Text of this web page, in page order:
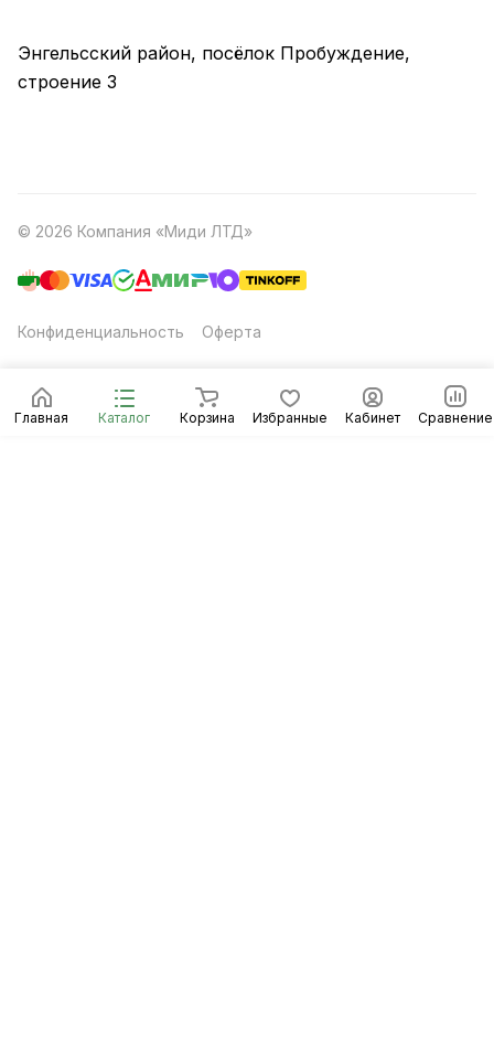
Главная Каталог Корзина Избранные Кабинет Сравнение
Энгельсский район, посёлок Пробуждение,
строение 3
© 2026 Компания «Миди ЛТД»
Конфиденциальность Оферта